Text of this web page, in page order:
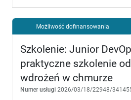
Możliwość dofinansowania
Szkolenie: Junior
praktyczne szkolenie
wdrożeń w chmurze
Numer usługi 2026/03/18/22948/